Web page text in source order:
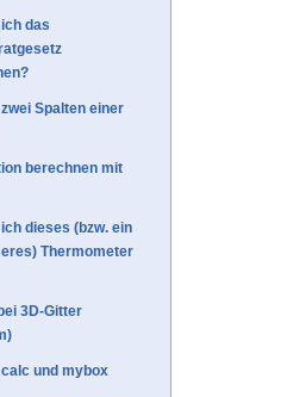
das
Spalten einer
berechnen mit
dieses (bzw. ein
Thermometer
3D-Gitter
und mybox